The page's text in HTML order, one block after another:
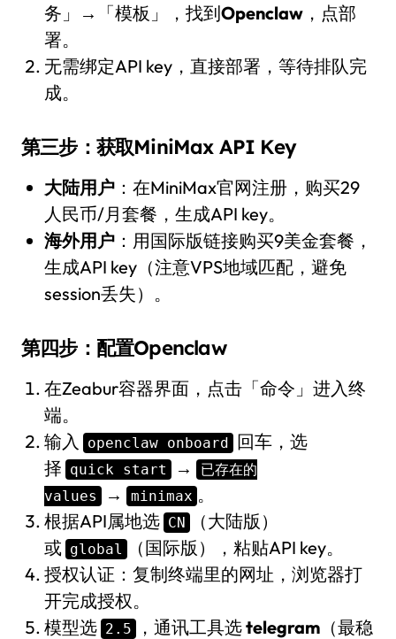
务」→「模板」，找到Openclaw，点部
署。
无需绑定API key，直接部署，等待排队完
成。
第三步：获取MiniMax API Key
大陆用户：在MiniMax官网注册，购买29
人民币/月套餐，生成API key。
海外用户：用国际版链接购买9美金套餐，
生成API key（注意VPS地域匹配，避免
session丢失）。
第四步：配置Openclaw
在Zeabur容器界面，点击「命令」进入终
端。
输入
openclaw onboard 回车，选
择 quick start →
已存在的
values → minimax 。
根据API属地选 CN （大陆版）
或 global （国际版），粘贴API key。
授权认证：复制终端里的网址，浏览器打
开完成授权。
模型选 2.5 ，通讯工具选telegram（最稳